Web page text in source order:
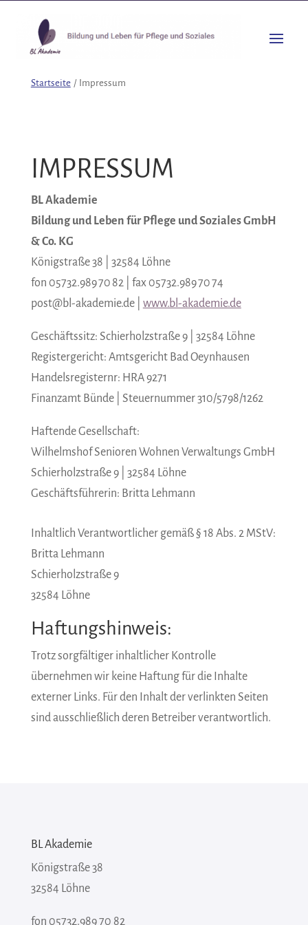
Startseite/ Impressum
IMPRESSUM
BL Akademie
Bildung und Leben für Pflege und Soziales GmbH
& Co. KG
Königstraße 38 | 32584 Löhne
fon 05732.989 70 82 | fax 05732.989 70 74
post@bl-akademie.de |
www.bl-akademie.de
Geschäftssitz: Schierholzstraße 9 | 32584 Löhne
Registergericht: Amtsgericht Bad Oeynhausen
Handelsregisternr: HRA 9271
Finanzamt Bünde | Steuernummer 310/5798/1262
Haftende Gesellschaft:
Wilhelmshof Senioren Wohnen Verwaltungs GmbH
Schierholzstraße 9 | 32584 Löhne
Geschäftsführerin: Britta Lehmann
Inhaltlich Verantwortlicher gemäß § 18 Abs. 2 MStV:
Britta Lehmann
Schierholzstraße 9
32584 Löhne
Haftungshinweis:
Trotz sorgfältiger inhaltlicher Kontrolle
übernehmen wir keine Haftung für die Inhalte
externer Links. Für den Inhalt der verlinkten Seiten
sind ausschließlich deren Betreiber verantwortlich.
BL Akademie
Königstraße 38
32584 Löhne
fon 05732.989 70 82